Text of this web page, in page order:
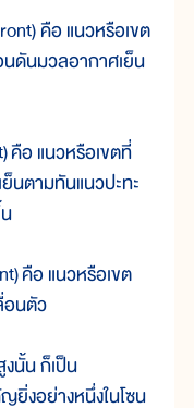
คือ แนวหรือเขต
ดันมวลอากาศเย็น
อ แนวหรือเขตที่
นตามทันแนวปะทะ
คือ แนวหรือเขต
อนตัว
นั้น ก็เป็น
งอย่างหนึ่งในโซน